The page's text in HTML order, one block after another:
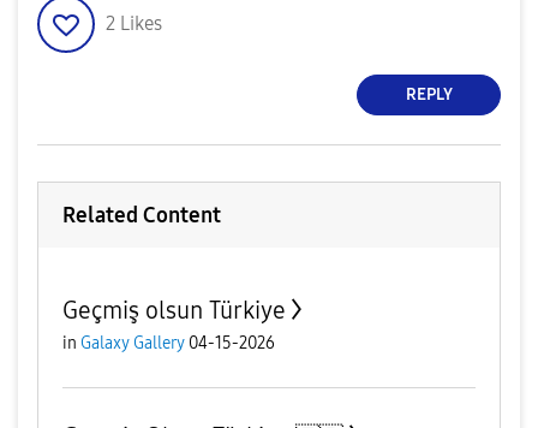
2 Likes
REPLY
Related Content
Geçmiş olsun Türkiye
in Galaxy Gallery 04-15-2026